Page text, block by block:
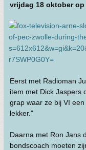
vrijdag 18 oktober op
Eerst met Radioman
item met Dick Jaspers
grap waar ze bij VI
lekker."
Daarna met Ron Jans
bondscoach moeten